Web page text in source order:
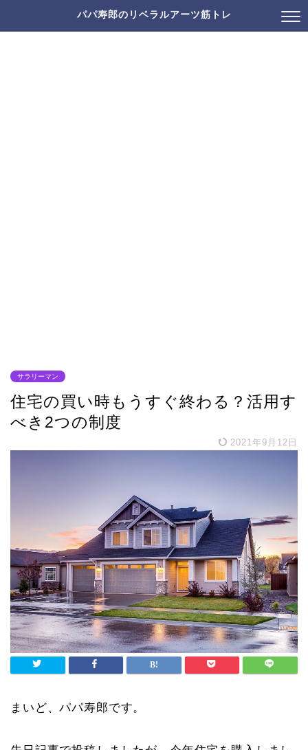
パパ寿郎のリベラルアーツ筋トレ
サラリーマン
住宅の買い時もうすぐ終わる？活用す
べき2つの制度
2021年9月12日
まいど、パパ寿郎です。